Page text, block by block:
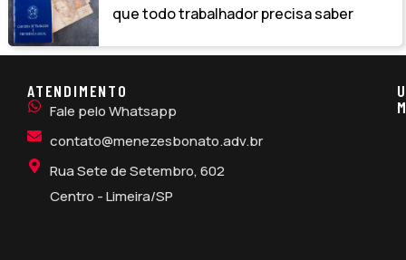
que todo trabalhador precisa saber
ATENDIMENTO
Fale pelo Whatsapp
contato@menezesbonato.adv.br
Rua Sete de Setembro, 602
Centro - Limeira/SP